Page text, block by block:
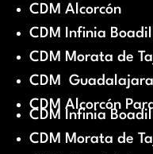
CDM Alcorcón
CDM Infinia
CDM Morata de
CDM Guadalajara
CDM Alcorcón
CDM Infinia
CDM Morata de